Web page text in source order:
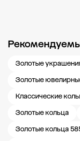
Золотые
Золотые
Классические
Золотые кольца
Золотые кольца
Новости компании